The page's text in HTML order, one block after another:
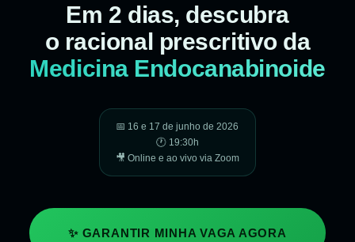
Em 2 dias, descubra
o racional prescritivo da
Medicina Endocanabinoide
📅 16 e 17 de junho de 2026
🕐 19:30h
🎥 Online e ao vivo via Zoom
✨ GARANTIR MINHA VAGA AGORA